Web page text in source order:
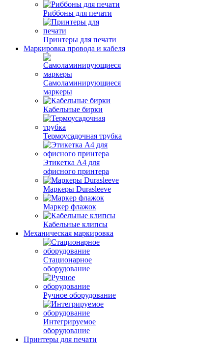
Риббоны для печати
Принтеры для печати
Маркировка провода и кабеля
Самоламинирующиеся
маркеры
Кабельные бирки
Термоусадочная трубка
Этикетка А4 для
офисного принтера
Маркеры Durasleeve
Маркер флажок
Кабельные клипсы
Механическая маркировка
Стационарное
оборудование
Ручное оборудование
Интегрируемое
оборудование
Принтеры для печати